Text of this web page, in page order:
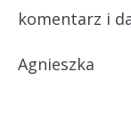
komentarz i
Agnieszka